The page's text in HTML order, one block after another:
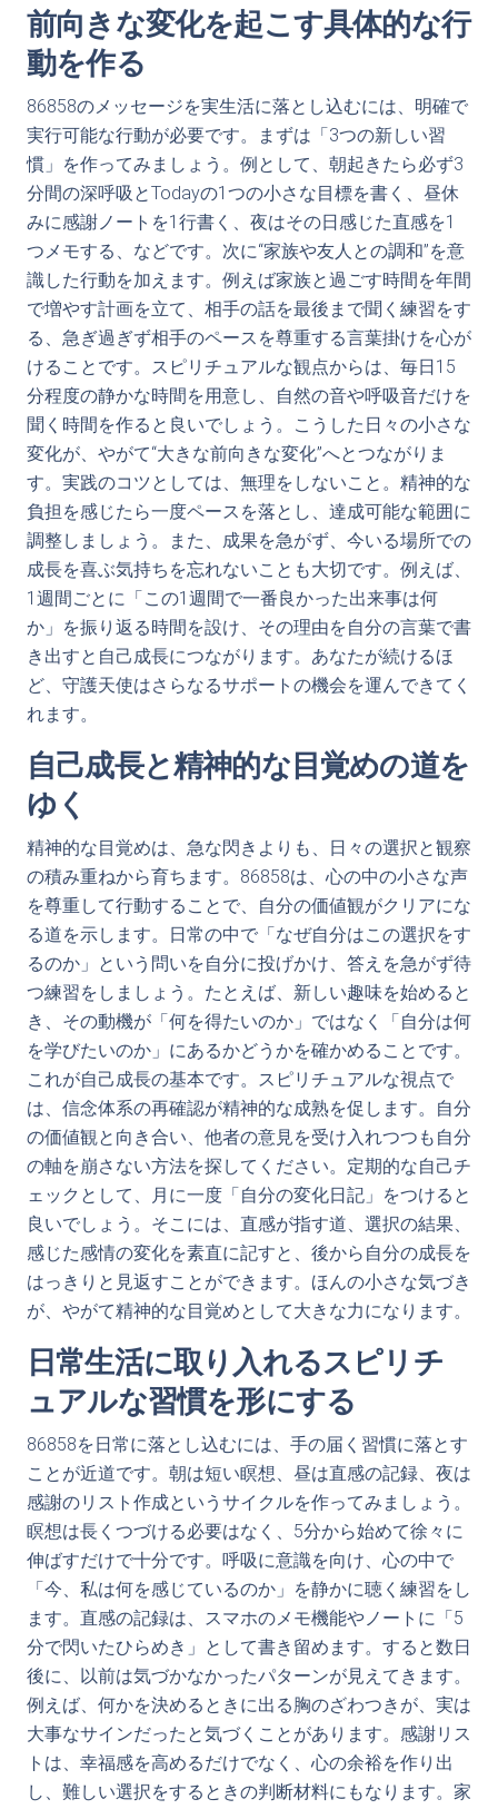
前向きな変化を起こす具体的な行
動を作る
86858のメッセージを実生活に落とし込むには、明確で
実行可能な行動が必要です。まずは「3つの新しい習
慣」を作ってみましょう。例として、朝起きたら必ず3
分間の深呼吸とTodayの1つの小さな目標を書く、昼休
みに感謝ノートを1行書く、夜はその日感じた直感を1
つメモする、などです。次に“家族や友人との調和”を意
識した行動を加えます。例えば家族と過ごす時間を年間
で増やす計画を立て、相手の話を最後まで聞く練習をす
る、急ぎ過ぎず相手のペースを尊重する言葉掛けを心が
けることです。スピリチュアルな観点からは、毎日15
分程度の静かな時間を用意し、自然の音や呼吸音だけを
聞く時間を作ると良いでしょう。こうした日々の小さな
変化が、やがて“大きな前向きな変化”へとつながりま
す。実践のコツとしては、無理をしないこと。精神的な
負担を感じたら一度ペースを落とし、達成可能な範囲に
調整しましょう。また、成果を急がず、今いる場所での
成長を喜ぶ気持ちを忘れないことも大切です。例えば、
1週間ごとに「この1週間で一番良かった出来事は何
か」を振り返る時間を設け、その理由を自分の言葉で書
き出すと自己成長につながります。あなたが続けるほ
ど、守護天使はさらなるサポートの機会を運んできてく
れます。
自己成長と精神的な目覚めの道を
ゆく
精神的な目覚めは、急な閃きよりも、日々の選択と観察
の積み重ねから育ちます。86858は、心の中の小さな声
を尊重して行動することで、自分の価値観がクリアにな
る道を示します。日常の中で「なぜ自分はこの選択をす
るのか」という問いを自分に投げかけ、答えを急がず待
つ練習をしましょう。たとえば、新しい趣味を始めると
き、その動機が「何を得たいのか」ではなく「自分は何
を学びたいのか」にあるかどうかを確かめることです。
これが自己成長の基本です。スピリチュアルな視点で
は、信念体系の再確認が精神的な成熟を促します。自分
の価値観と向き合い、他者の意見を受け入れつつも自分
の軸を崩さない方法を探してください。定期的な自己チ
ェックとして、月に一度「自分の変化日記」をつけると
良いでしょう。そこには、直感が指す道、選択の結果、
感じた感情の変化を素直に記すと、後から自分の成長を
はっきりと見返すことができます。ほんの小さな気づき
が、やがて精神的な目覚めとして大きな力になります。
日常生活に取り入れるスピリチ
ュアルな習慣を形にする
86858を日常に落とし込むには、手の届く習慣に落とす
ことが近道です。朝は短い瞑想、昼は直感の記録、夜は
感謝のリスト作成というサイクルを作ってみましょう。
瞑想は長くつづける必要はなく、5分から始めて徐々に
伸ばすだけで十分です。呼吸に意識を向け、心の中で
「今、私は何を感じているのか」を静かに聴く練習をし
ます。直感の記録は、スマホのメモ機能やノートに「5
分で閃いたひらめき」として書き留めます。すると数日
後に、以前は気づかなかったパターンが見えてきます。
例えば、何かを決めるときに出る胸のざわつきが、実は
大事なサインだったと気づくことがあります。感謝リス
トは、幸福感を高めるだけでなく、心の余裕を作り出
し、難しい選択をするときの判断材料にもなります。家